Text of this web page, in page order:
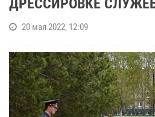
ДРЕССИРОВКЕ
20 мая 2022, 12:09